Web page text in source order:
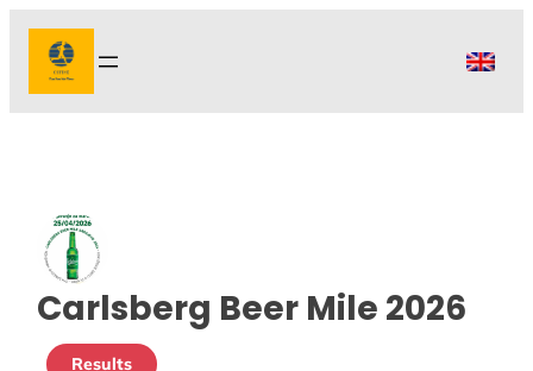
Skip
content
Carlsberg Beer Mile 2026
Results